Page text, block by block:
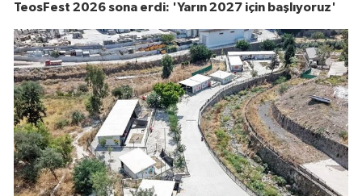
TeosFest 2026 sona erdi: 'Yarın 2027 için başlıyoruz'